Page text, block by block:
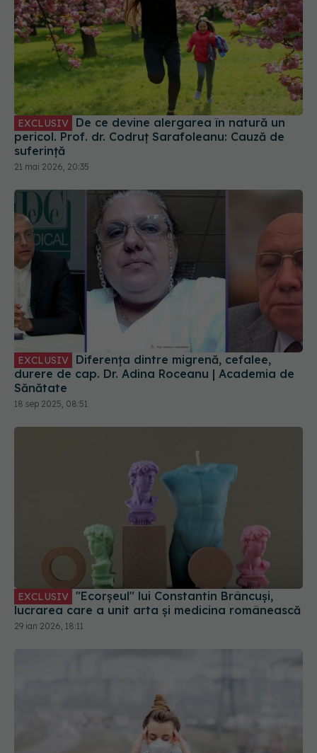
EXCLUSIV
pericol. Prof. dr. Codruț Sarafoleanu: Cauză de
suferință
21 mai 2026, 20:35
EXCLUSIV
durere de cap. Dr. Adina Roceanu | Academia de
Sănătate
18 sep 2025, 08:51
EXCLUSIV
lucrarea care a unit arta și medicina românească
29 ian 2026, 18:11